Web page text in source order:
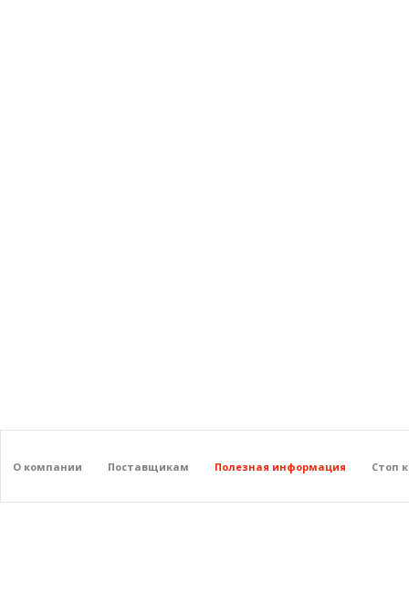
О компании Поставщикам Полезная информация Стоп